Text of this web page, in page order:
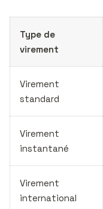
Type de
virement
Virement
standard
Virement
instantané
Virement
international